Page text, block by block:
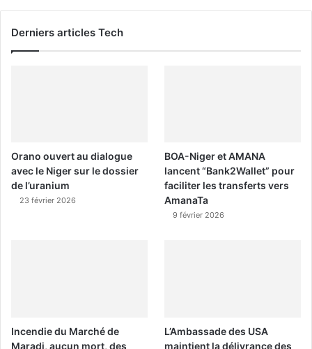
Derniers articles Tech
Orano ouvert au dialogue
avec le Niger sur le dossier
de l’uranium
23 février 2026
BOA-Niger et AMANA
lancent “Bank2Wallet” pour
faciliter les transferts vers
AmanaTa
9 février 2026
Incendie du Marché de
Maradi, aucun mort, des
L’Ambassade des USA
maintient la délivrance des